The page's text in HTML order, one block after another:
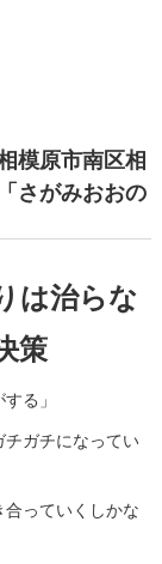
模原市南区相
さがみおおの
は治らな
策
る」
チガチになってい
合っていくしかな